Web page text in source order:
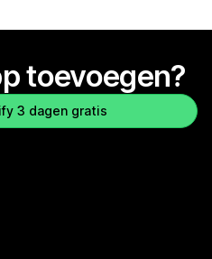
toevoegen?
3 dagen gratis